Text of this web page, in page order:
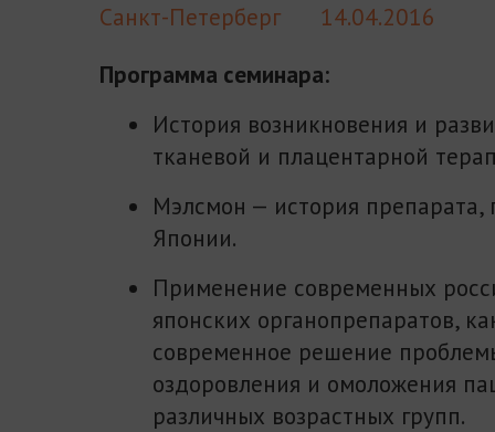
Санкт-Петерберг
14.04.2016
Программа семинара:
История возникновения и
тканевой и плацентарной
Мэлсмон — история
Японии.
Применение современных
японских органопрепаратов,
современное решение
оздоровления и омоложения
различных возрастных групп.